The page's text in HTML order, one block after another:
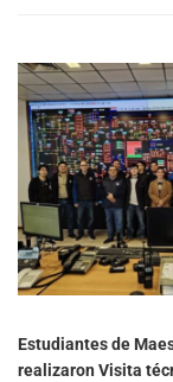
Estudiantes de
realizaron Visita